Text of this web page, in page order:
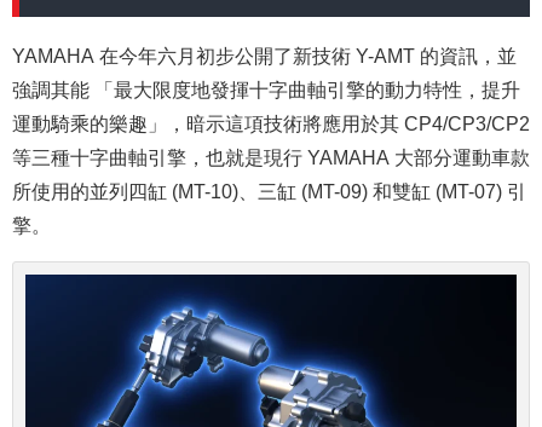
YAMAHA 在今年六月初步公開了新技術 Y-AMT 的資訊，並
強調其能 「最大限度地發揮十字曲軸引擎的動力特性，提升
運動騎乘的樂趣」，暗示這項技術將應用於其 CP4/CP3/CP2
等三種十字曲軸引擎，也就是現行 YAMAHA 大部分運動車款
所使用的並列四缸 (MT-10)、三缸 (MT-09) 和雙缸 (MT-07) 引
擎。